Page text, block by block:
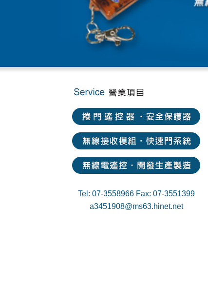
Tel: 07-3558966 Fax: 07-3551399
a3451908@ms63.hinet.net